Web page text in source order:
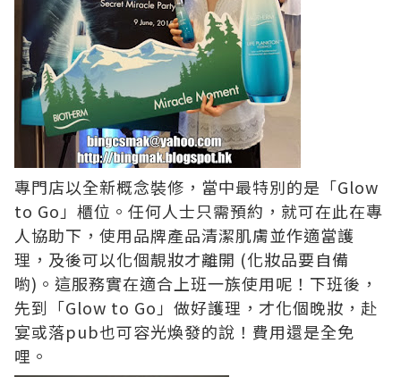
專門店以全新概念裝修，當中最特別的是「Glow
to Go」櫃位。任何人士只需預約，就可在此在專
人協助下，使用品牌產品清潔肌膚並作適當護
理，及後可以化個靚妝才離開 (化妝品要自備
喲)。這服務實在適合上班一族使用呢！下班後，
先到「Glow to Go」做好護理，才化個晚妝，赴
宴或落pub也可容光煥發的說！費用還是全免
哩。